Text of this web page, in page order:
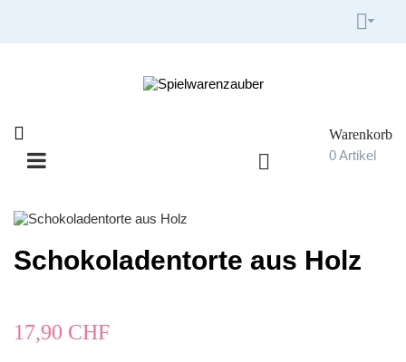

Warenkorb
0Artikel


Navigation
Schokoladentorte aus Holz
17,90 CHF